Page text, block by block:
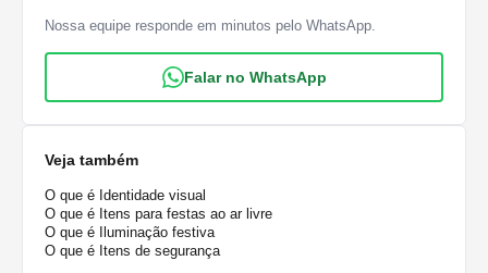
Nossa equipe responde em minutos pelo WhatsApp.
Falar no WhatsApp
Veja também
O que é Identidade visual
O que é Itens para festas ao ar livre
O que é Iluminação festiva
O que é Itens de segurança